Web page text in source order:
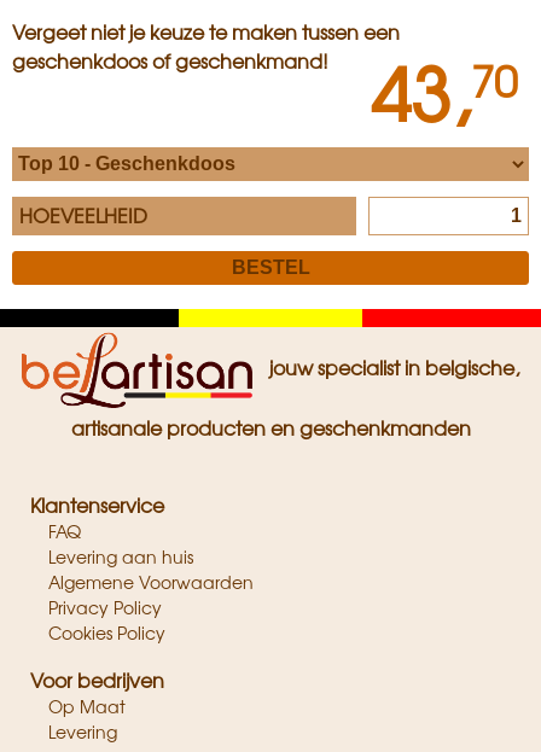
Vergeet niet je keuze te maken tussen een
geschenkdoos of geschenkmand!
HOEVEELHEID
43,70
jouw specialist in belgische,
artisanale producten en geschenkmanden
Klantenservice
FAQ
Levering aan huis
Algemene Voorwaarden
Privacy Policy
Cookies Policy
Voor bedrijven
Op Maat
Levering